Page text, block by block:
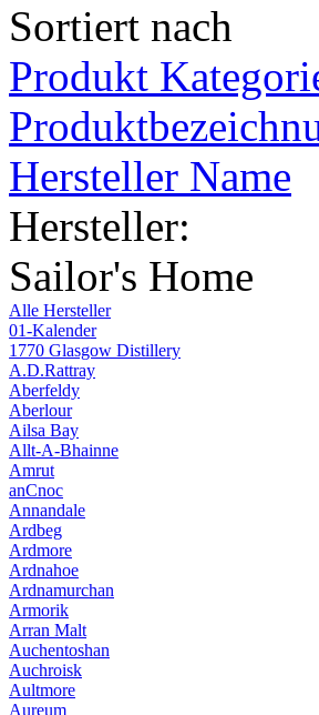
Sortiert nach
Produkt
Hersteller Name
Hersteller:
Sailor's Home
Alle Hersteller
01-Kalender
1770 Glasgow Distillery
A.D.Rattray
Aberfeldy
Aberlour
Ailsa Bay
Allt-A-Bhainne
Amrut
anCnoc
Annandale
Ardbeg
Ardmore
Ardnahoe
Ardnamurchan
Armorik
Arran Malt
Auchentoshan
Auchroisk
Aultmore
Aureum